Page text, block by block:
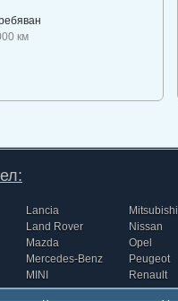
км
Lancia
Land Rover
Mazda
Mercedes-Benz
MINI
Mitsubishi
Nissan
Opel
Peugeot
Renault